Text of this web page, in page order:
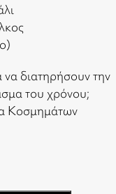
διατηρήσουν την
του χρόνου;
Κοσμημάτων